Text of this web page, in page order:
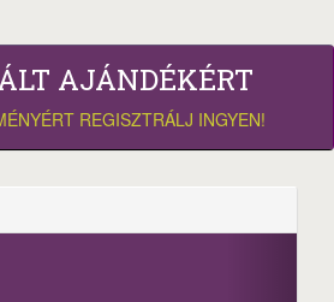
AJÁNDÉKÉRT
REGISZTRÁLJ INGYEN!